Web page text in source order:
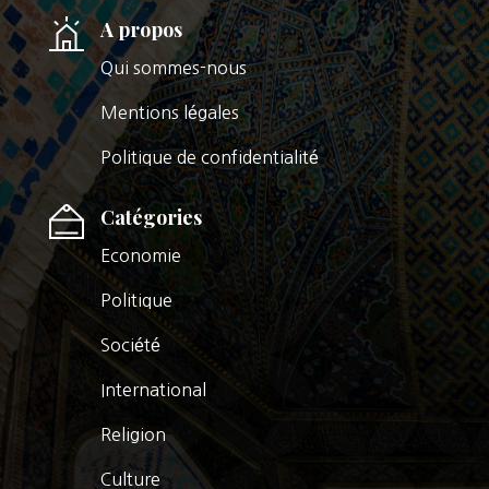
A propos
Qui sommes-nous
Mentions légales
Politique de confidentialité
Catégories
Economie
Politique
Société
International
Religion
Culture